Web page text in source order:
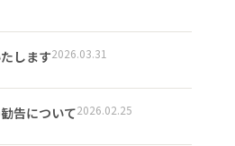
します2026.03.31
告について2026.02.25